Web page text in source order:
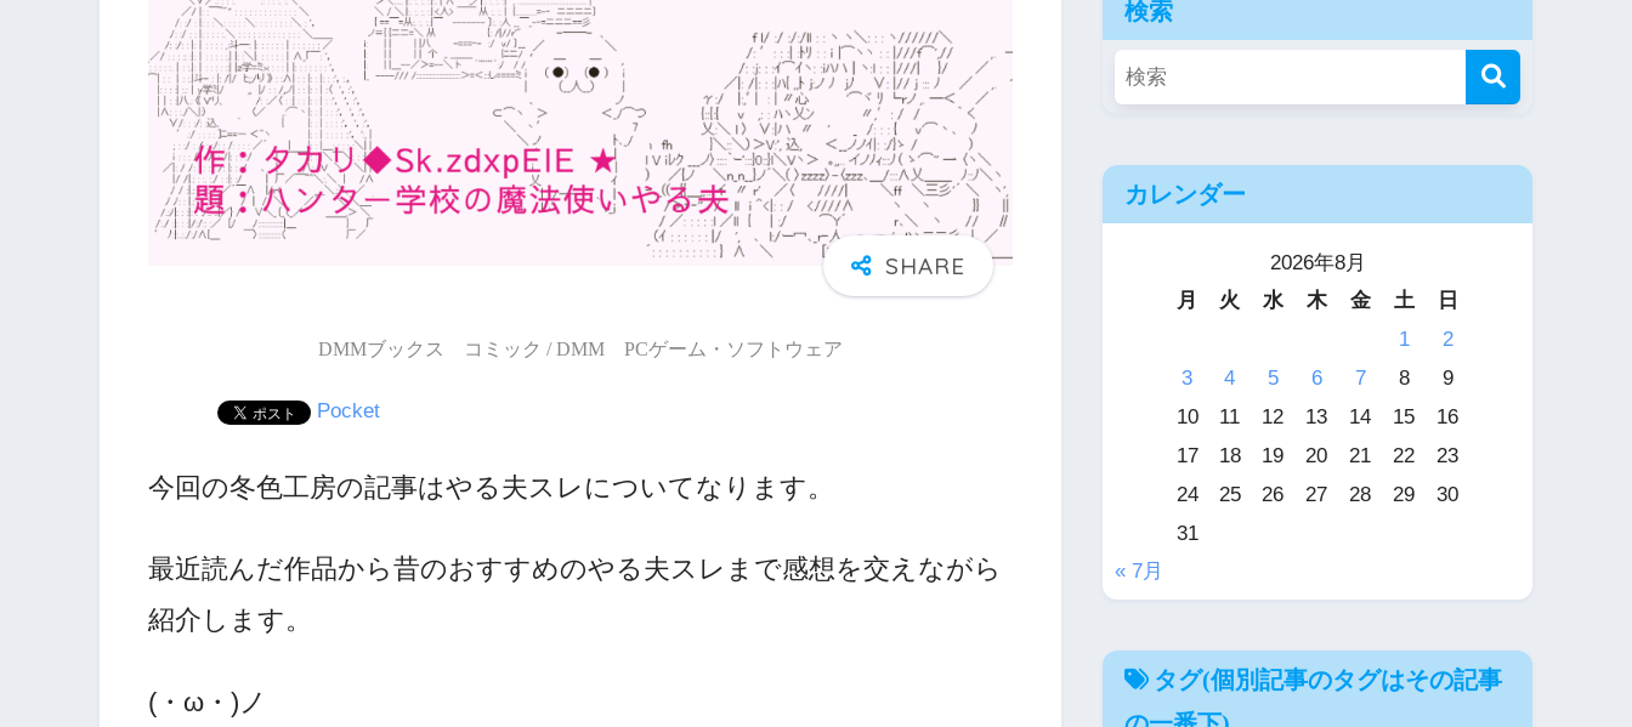
DMMブックス コミック / DMM PCゲーム・ソフトウェア
Pocket
今回の冬色工房の記事はやる夫スレについてなります。
最近読んだ作品から昔のおすすめのやる夫スレまで感想を交えながら
紹介します。
(・ω・)ノ
検索
カレンダー
2026年8月
月
火 水 木 金 土
日
1
2
3
4 5 6 7 8
9
10
11 12 13 14 15
16
17
18 19 20 21 22
23
24
25 26 27 28 29
30
31
« 7月
タグ(個別記事のタグはその記事